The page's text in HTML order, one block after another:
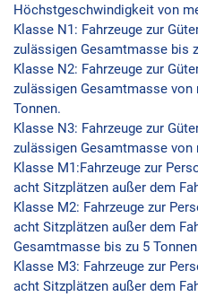
Höchstgeschwindigkeit von
Klasse N1: Fahrzeuge zur
zulässigen Gesamtmasse bis
Klasse N2: Fahrzeuge zur
zulässigen Gesamtmasse von
Tonnen.
Klasse N3: Fahrzeuge zur
zulässigen Gesamtmasse von
Klasse M1:Fahrzeuge zur
acht Sitzplätzen außer dem
Klasse M2: Fahrzeuge zur
acht Sitzplätzen außer dem
Gesamtmasse bis zu 5
Klasse M3: Fahrzeuge zur
acht Sitzplätzen außer dem